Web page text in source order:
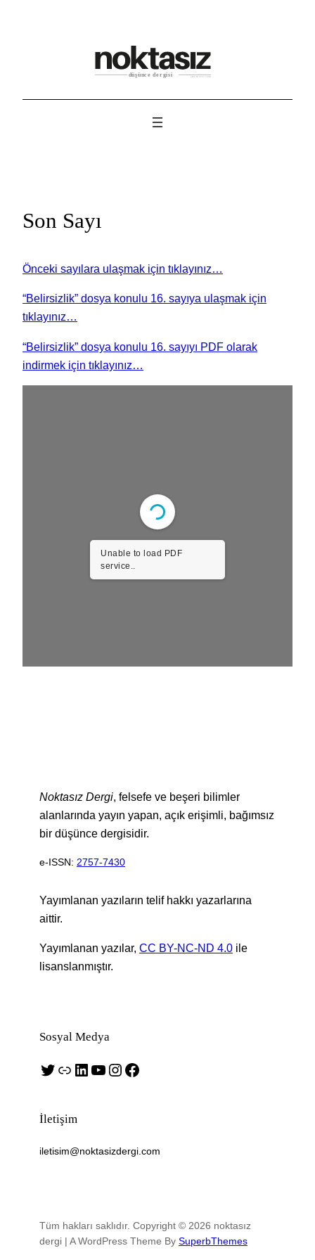
Son Sayı
Önceki sayılara ulaşmak için tıklayınız…
“Belirsizlik” dosya konulu 16. sayıya ulaşmak için
tıklayınız…
“Belirsizlik” dosya konulu 16. sayıyı PDF olarak
indirmek için tıklayınız…
Unable to load PDF
service..
Noktasız Dergi, felsefe ve beşeri bilimler
alanlarında yayın yapan, açık erişimli, bağımsız
bir düşünce dergisidir.
e-ISSN: 2757-7430
Yayımlanan yazıların telif hakkı yazarlarına
aittir.
Yayımlanan yazılar, CC BY-NC-ND 4.0 ile
lisanslanmıştır.
Sosyal Medya
Twitter Bağlantı LinkedIn YouTube Instagram Facebook
İletişim
iletisim@noktasizdergi.com
Tüm hakları saklıdır. Copyright © 2026 noktasız
dergi | A WordPress Theme By SuperbThemes